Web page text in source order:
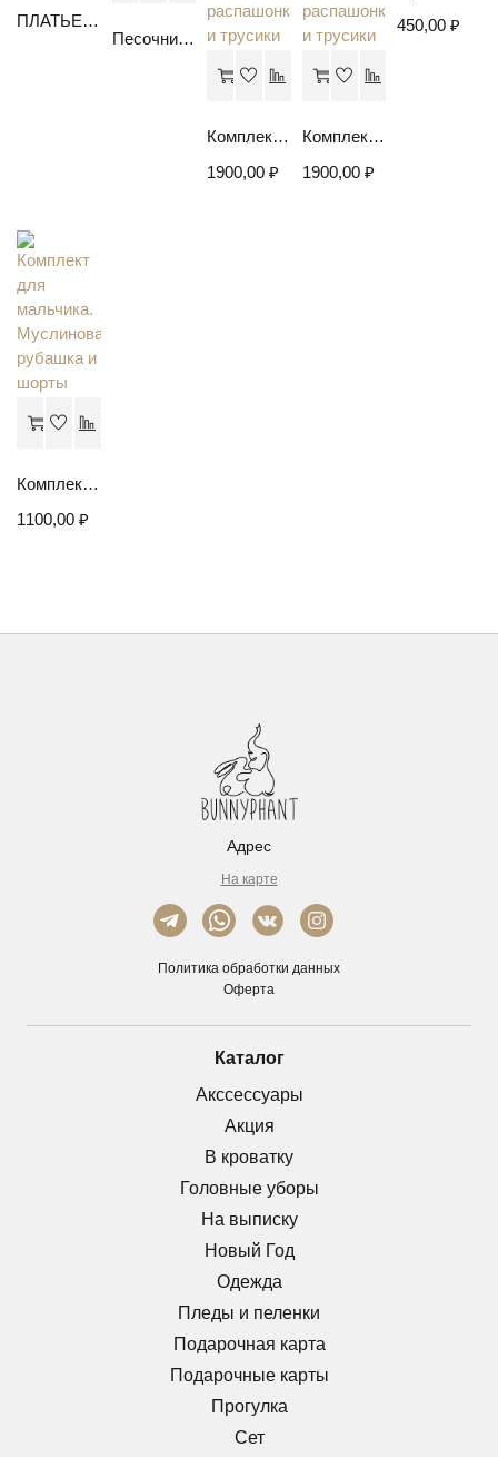
ПЛАТЬЕ С КОСЫНКОЙ "Фламинго"
Песочник из футера (Петелька)
Комплект для девочки. Муслиновое платье-распашонка и трусики
1900,00₽
Комплект для девочки. Муслиновое платье-распашонка и трусики
1900,00 ₽
450,00₽
Комплект для мальчика. Муслиновая рубашка и шорты
1100,00 ₽
Адрес
На карте
Политика обработки данных
Оферта
Каталог
Акссессуары
Акция
В кроватку
Головные уборы
На выписку
Новый Год
Одежда
Пледы и пеленки
Подарочная карта
Подарочные карты
Прогулка
Сет